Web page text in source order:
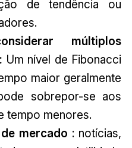
de tendência ou
múltiplos
Um nível de Fibonacci
maior geralmente
sobrepor-se aos
tempo menores.
mercado : notícias,